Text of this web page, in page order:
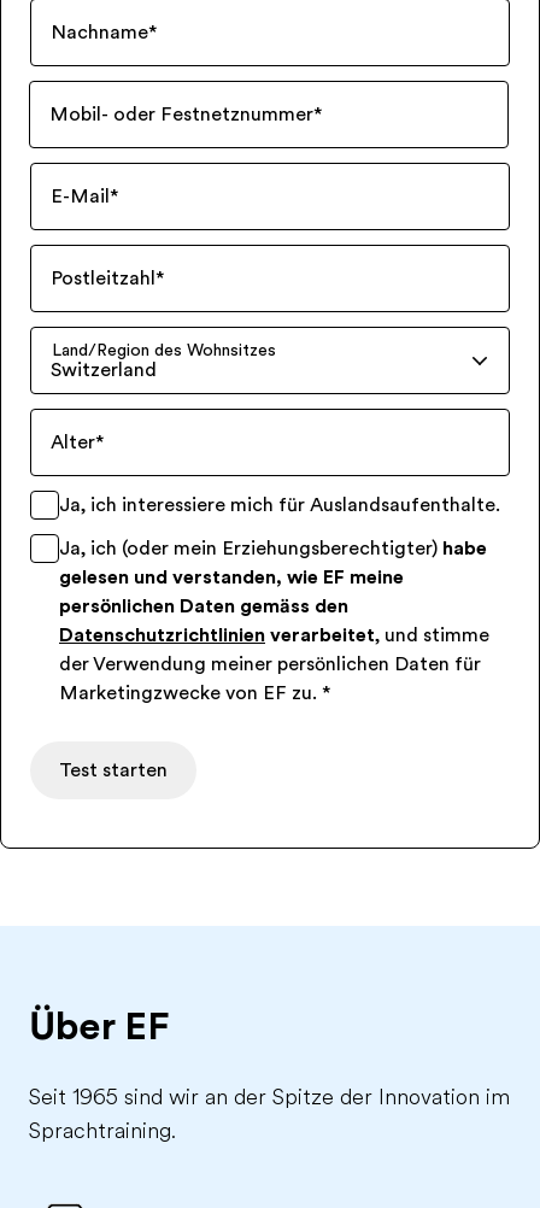
Nachname*
Mobil- oder Festnetznummer*
E-Mail *
Postleitzahl *
Land/Region des Wohnsitzes
Switzerland
Alter*
Ja, ich interessiere mich für Auslandsaufenthalte.
Ja, ich (oder mein Erziehungsberechtigter) habe
gelesen und verstanden, wie EF meine
persönlichen Daten gemäss den
Datenschutzrichtlinien verarbeitet, und stimme
der Verwendung meiner persönlichen Daten für
Marketingzwecke von EF zu. *
Test starten
Über EF
Seit 1965 sind wir an der Spitze der Innovation im
Sprachtraining.